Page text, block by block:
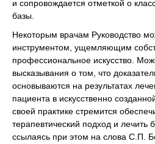
и сопровождается отметкой о
базы.
Некоторым врачам Руководство
инструментом, ущемляющим
профессиональное искусство.
высказывания о том, что
основываются на результатах
пациента в искусственно
своей практике стремится
терапевтический подход и лечить
ссылаясь при этом на слова С.П.